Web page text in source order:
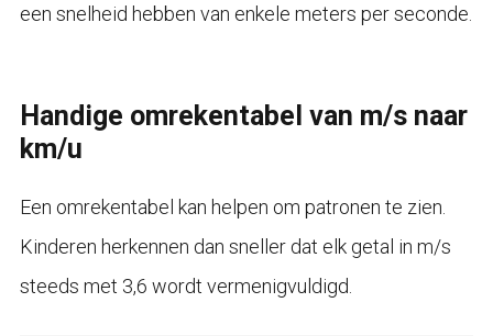
een snelheid hebben van enkele meters per seconde.
Handige omrekentabel van m/s naar
km/u
Een omrekentabel kan helpen om patronen te zien.
Kinderen herkennen dan sneller dat elk getal in m/s
steeds met 3,6 wordt vermenigvuldigd.